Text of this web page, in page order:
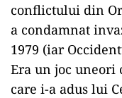
conflictului din
a condamnat
1979 (iar
Era un joc uneori
care i-a adus lui